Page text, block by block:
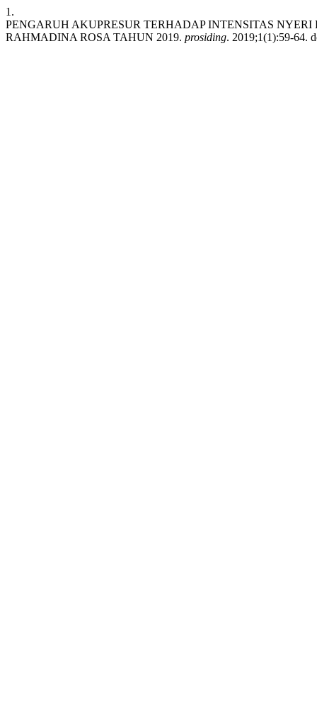
1.
PENGARUH AKUPRESUR TERHADAP INTENSITAS
RAHMADINA ROSA TAHUN 2019. prosiding. 2019;1(1):59-64.